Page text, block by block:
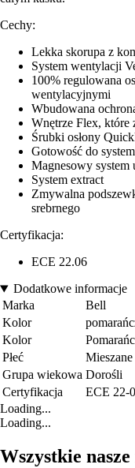
Cechy:
Lekka skorupa z
System wentylacji
100% regulowana
wentylacyjnymi
Wbudowana
Wnętrze Flex, które
Śrubki osłony
Gotowość do
Magnesowy
System extract
Zmywalna
srebrnego
Certyfikacja:
ECE 22.06
Dodatkowe informacje
Marka
Bell
Kolor
Kolor
Płeć
Mieszane
Grupa wiekowa Dorośli
Certyfikacja
ECE 22-
Loading...
Loading...
Wszystkie